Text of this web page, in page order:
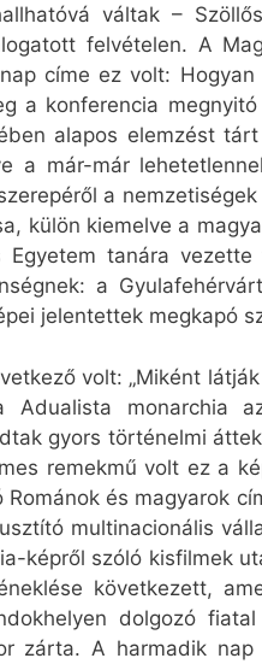
váltak –
felvételen. A
címe ez volt:
a konferencia
alapos elemzést
a már-már
a
külön kiemelve a
tanára
a
jelentettek megkapó
volt: „Miként
Adualista monarchia
gyors történelmi
remekmű volt ez a
Románok és magyarok
multinacionális
képről szóló kisfilmek
következett,
dolgozó
zárta. A harmadik